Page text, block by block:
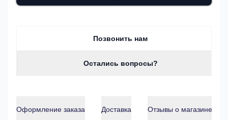
Позвонить нам
Остались вопросы?
Оформление заказа Доставка Отзывы о магазине